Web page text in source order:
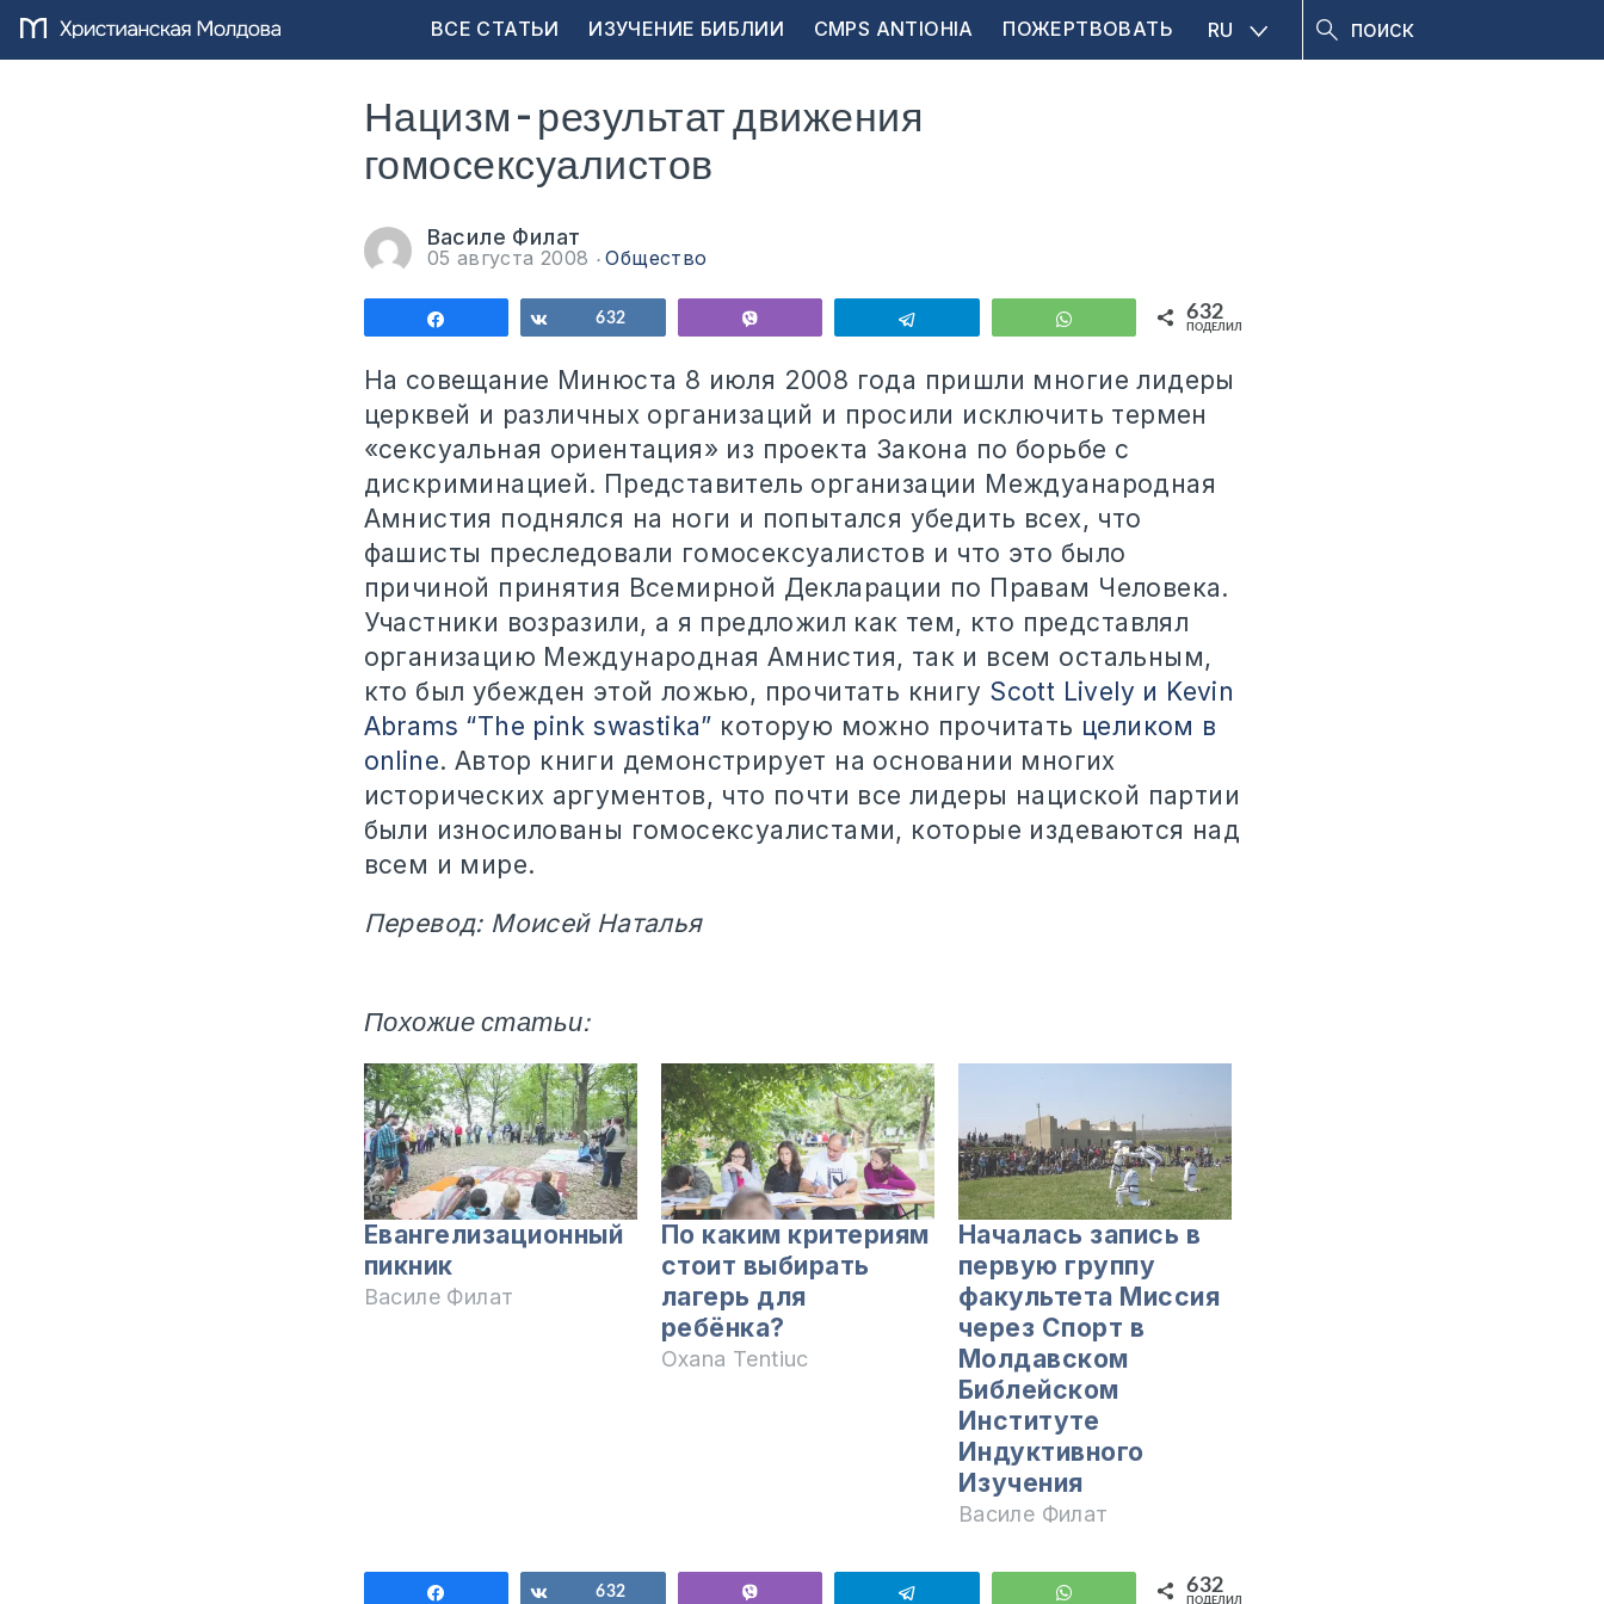
ВСЕ СТАТЬИ ИЗУЧЕНИЕ БИБЛИИ CMPS ANTIOHIA ПОЖЕРТВОВАТЬ RU
Нацизм – результат движения
гомосексуалистов
Василе Филат
05 августа 2008 Общество
Поделиться Поделиться
632 WhatsApp 632
ПОДЕЛИЛИСЬ
На совещание Минюста 8 июля 2008 года пришли многие лидеры
церквей и различных организаций и просили исключить термен
«сексуальная ориентация» из проекта Закона по борьбе с
дискриминацией. Представитель организации Междуанародная
Амнистия поднялся на ноги и попытался убедить всех, что
фашисты преследовали гомосексуалистов и что это было
причиной принятия Всемирной Декларации по Правам Человека.
Участники возразили, а я предложил как тем, кто представлял
организацию Международная Амнистия, так и всем остальным,
кто был убежден этой ложью, прочитать книгу Scott Lively и Kevin
Abrams “The pink swastika” которую можно прочитать целиком в
online. Автор книги демонстрирует на основании многих
исторических аргументов, что почти все лидеры нациской партии
были износилованы гомосексуалистами, которые издеваются над
всем и мире.
Перевод: Моисей Наталья
Похожие статьи:
Евангелизационный
пикник
Василе Филат
По каким критериям
стоит выбирать
лагерь для
ребёнка?
Oxana Tentiuc
Началась запись в
первую группу
факультета Миссия
через Спорт в
Молдавском
Библейском
Институте
Индуктивного
Изучения
Василе Филат
Поделиться Поделиться
632 WhatsApp 632
ПОДЕЛИЛИСЬ